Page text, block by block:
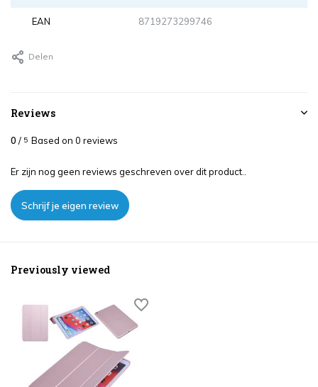
EAN 8719273299746
Delen
Reviews
0 / 5 Based on 0 reviews
Er zijn nog geen reviews geschreven over dit product..
Schrijf je eigen review
Previously viewed